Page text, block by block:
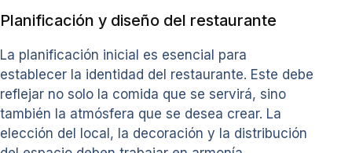
Planificación y diseño del restaurante
La planificación inicial es esencial para
establecer la identidad del restaurante. Este debe
reflejar no solo la comida que se servirá, sino
también la atmósfera que se desea crear. La
elección del local, la decoración y la distribución